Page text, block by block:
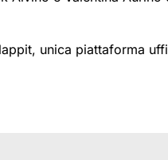
unica piattaforma